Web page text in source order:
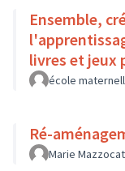
Ensemble,
livres et jeux
école
Ré-
Marie